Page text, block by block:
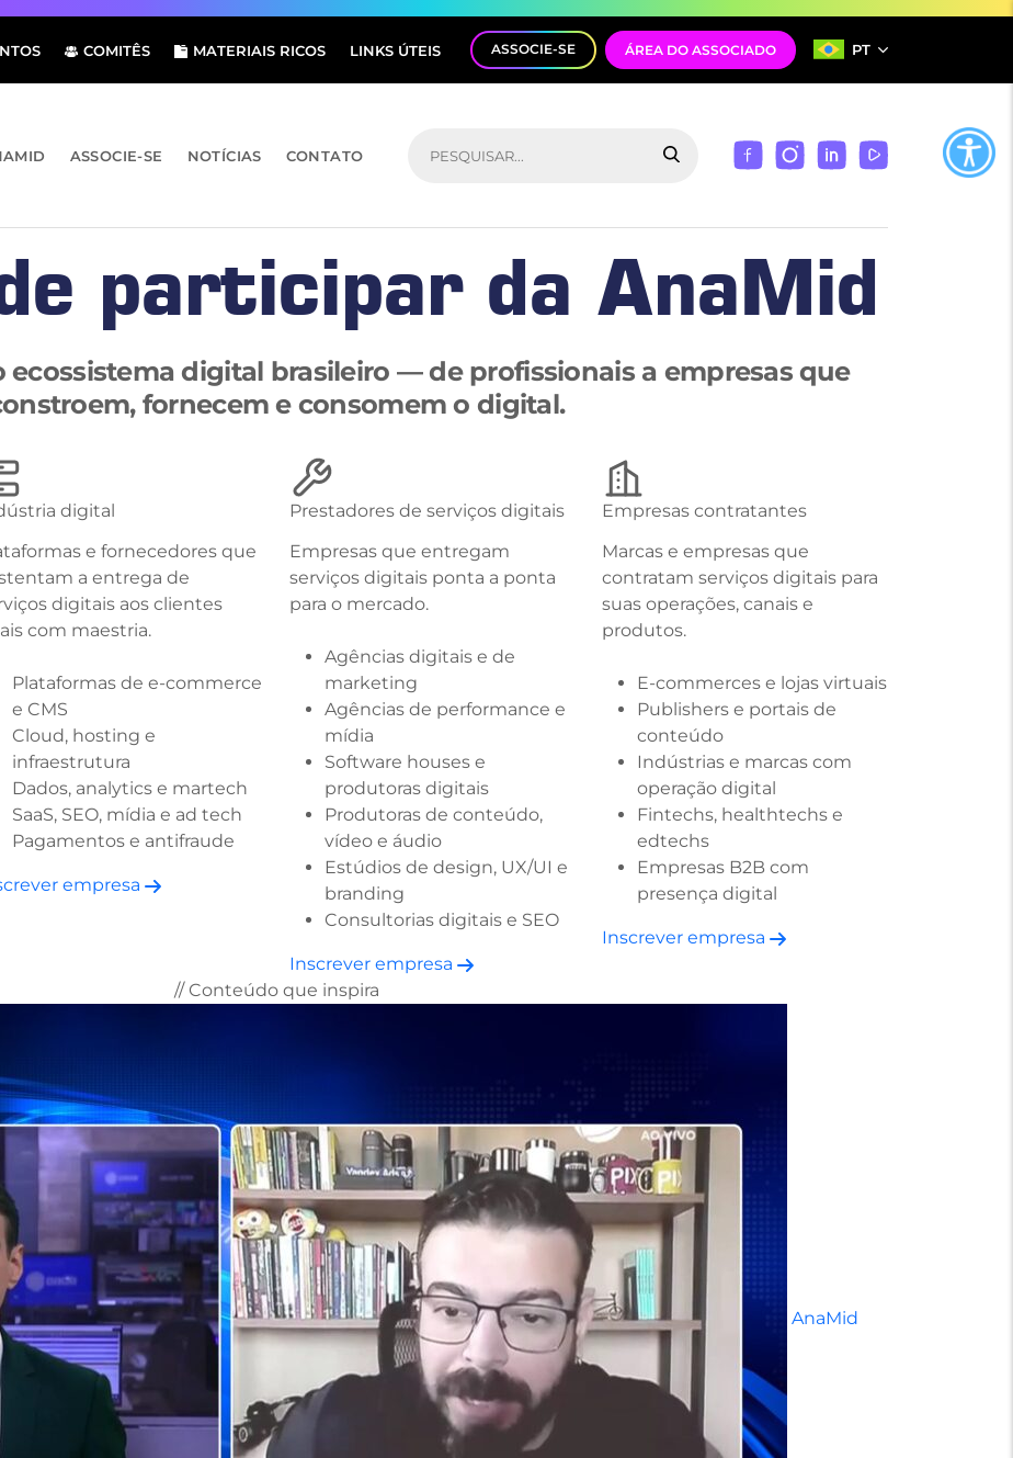
COMITÊS MATERIAIS RICOS LINKS ÚTEIS ASSOCIE-SE ÁREA DO ASSOCIADO PT
ASSOCIE-SE NOTÍCIAS CONTATO
participar da AnaMid
ecossistema digital brasileiro — de profissionais a empresas que
fornecem e consomem o digital.
digital
e fornecedores que
a entrega de
digitais aos clientes
com maestria.
Plataformas de e-commerce
e CMS
Cloud, hosting e
infraestrutura
Dados, analytics e martech
SaaS, SEO, mídia e ad tech
Pagamentos e antifraude
empresa
Prestadores de serviços digitais
Empresas que entregam
serviços digitais ponta a ponta
para o mercado.
Agências digitais e de
marketing
Agências de performance e
mídia
Software houses e
produtoras digitais
Produtoras de conteúdo,
vídeo e áudio
Estúdios de design, UX/UI e
branding
Consultorias digitais e SEO
Inscrever empresa
Empresas contratantes
Marcas e empresas que
contratam serviços digitais para
suas operações, canais e
produtos.
E-commerces e lojas virtuais
Publishers e portais de
conteúdo
Indústrias e marcas com
operação digital
Fintechs, healthtechs e
edtechs
Empresas B2B com
presença digital
Inscrever empresa
// Conteúdo que inspira
AnaMid